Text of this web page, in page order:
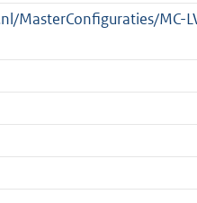
MasterConfiguraties/MC-